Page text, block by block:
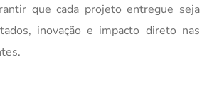
que cada projeto entregue seja
inovação e impacto direto nas